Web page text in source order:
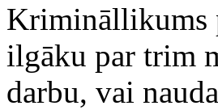
Krimināllikums
ilgāku par trim
darbu, vai